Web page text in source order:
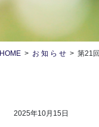
HOME お 知 ら せ 第21
2025年10月15日